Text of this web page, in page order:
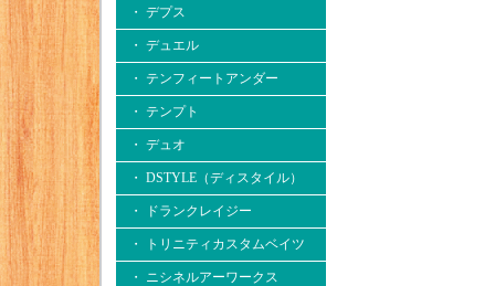
・ デプス
・ デュエル
・ テンフィートアンダー
・ テンプト
・ デュオ
・ DSTYLE（ディスタイル）
・ ドランクレイジー
・ トリニティカスタムベイツ
・ ニシネルアーワークス